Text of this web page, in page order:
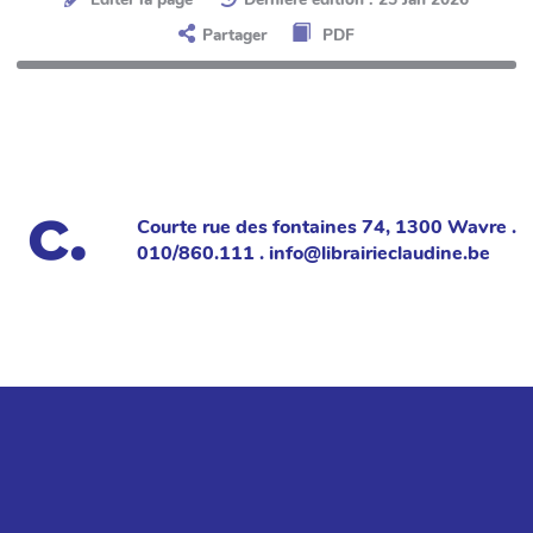
Partager
PDF
Courte rue des fontaines 74, 1300 Wavre .
010/860.111 . info@librairieclaudine.be